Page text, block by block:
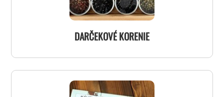
DARČEKOVÉ KORENIE